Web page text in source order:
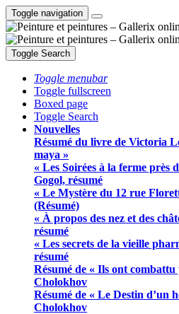
Toggle navigation
Toggle Search
Toggle menubar
Toggle fullscreen
Boxed page
Toggle Search
Nouvelles
Résumé du livre de Victoria
maya »
« Les Soirées à la ferme près
Gogol, résumé
« Le Mystère du 12 rue
(Résumé)
« À propos des nez et des
résumé
« Les secrets de la vieille
résumé
Résumé de « Ils ont
Cholokhov
Résumé de « Le Destin d’un
Cholokhov